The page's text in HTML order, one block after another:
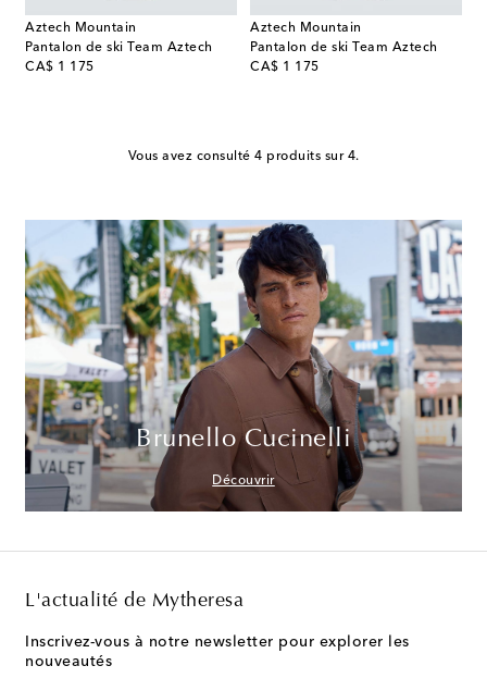
Aztech Mountain
Pantalon de ski Team Aztech
CA$ 1 175
original price
Aztech Mountain
Pantalon de ski Team Aztech
CA$ 1 175
original price
Vous avez consulté 4 produits sur 4.
Brunello Cucinelli
Découvrir
L'actualité de Mytheresa
Inscrivez-vous à notre newsletter pour explorer les
nouveautés